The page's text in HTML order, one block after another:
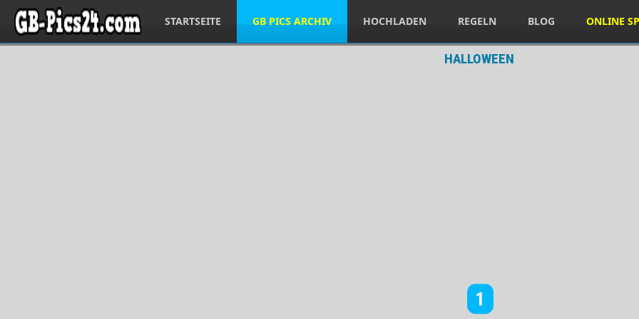
STARTSEITE GB PICS ARCHIV HOCHLADEN REGELN BLOG ONLINE
HALLOWEEN
1